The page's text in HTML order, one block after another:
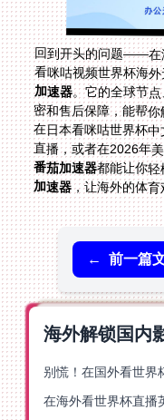
回到开头的问题——在
看咪咕视频世界杯海
加速器。它的全球节
密和售后保障，
在日本看咪咕世
直播，或者在2026年
番茄加速器都能让你
加速器，让海外的体
← 前一篇
海外解锁国内